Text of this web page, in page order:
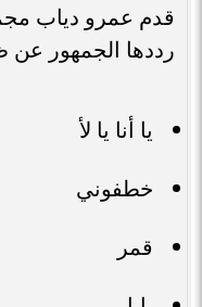
قدم عمرو دياب
رددها الجمهور عن
يا أنا يا لأ
خطفوني
قمر